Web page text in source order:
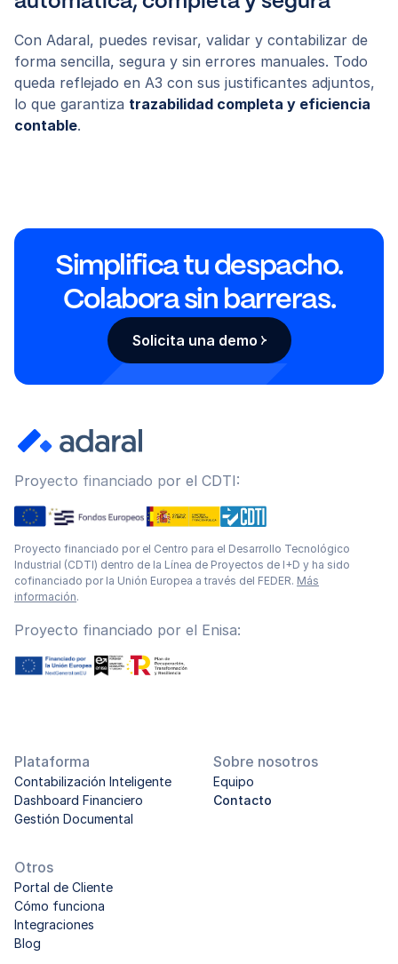
Con Adaral, puedes revisar, validar y contabilizar de
forma sencilla, segura y sin errores manuales. Todo
queda reflejado en A3 con sus justificantes adjuntos,
lo que garantiza trazabilidad completa y eficiencia
contable.
Simplifica tu despacho.
Colabora sin barreras.
Solicita una demo
Proyecto financiado por el CDTI:
Proyecto financiado por el Centro para el Desarrollo Tecnológico
Industrial (CDTI) dentro de la Línea de Proyectos de I+D y ha sido
cofinanciado por la Unión Europea a través del FEDER. Más
información.
Proyecto financiado por el Enisa:
Plataforma
Contabilización Inteligente
Dashboard Financiero
Gestión Documental
Sobre nosotros
Equipo
Contacto
Otros
Portal de Cliente
Cómo funciona
Integraciones
Blog